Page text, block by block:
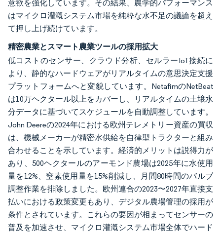
意欲を強化しています。その結果、農学的パフォーマンス
はマイクロ灌漑システム市場を純粋な水不足の議論を超え
て押し上げ続けています。
精密農業とスマート農業ツールの採用拡大
低コストのセンサー、クラウド分析、セルラーIoT接続に
より、静的なハードウェアがリアルタイムの意思決定支援
プラットフォームへと変貌しています。NetafimのNetBeat
は10万ヘクタール以上をカバーし、リアルタイムの土壌水
分データに基づいてスケジュールを自動調整しています。
John Deereの2024年における欧州テレメトリー資産の買収
は、機械メーカーが精密水供給を自律型トラクターと組み
合わせることを示しています。経済的メリットは説得力が
あり、500ヘクタールのアーモンド農場は2025年に水使用
量を12%、窒素使用量を15%削減し、月間80時間のバルブ
調整作業を排除しました。欧州連合の2023〜2027年直接支
払いにおける政策変更もあり、デジタル農場管理の採用が
条件とされています。これらの要因が相まってセンサーの
普及を加速させ、マイクロ灌漑システム市場全体でハード